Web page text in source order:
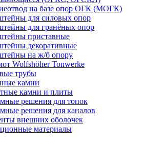
на базе опор ОГК (МОГК)
для силовых опор
для гранёных опор
приставные
декоративные
на ж/б опору
Wolfshöher Tonwerke
трубы
камни
камни и плиты
решения для топок
решения для каналов
внешних оболочек
материалы